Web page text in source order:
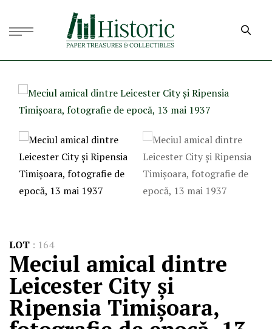
LOT : 164
Meciul amical dintre
Leicester City și
Ripensia Timișoara,